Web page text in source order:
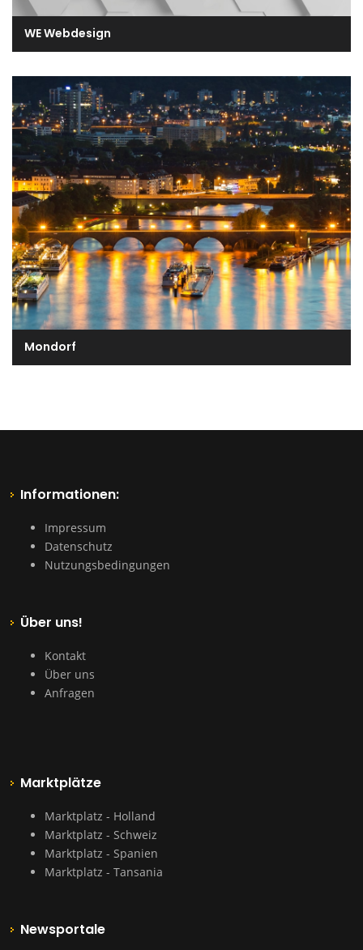
WE Webdesign
Mondorf
Informationen:
Impressum
Datenschutz
Nutzungsbedingungen
Über uns!
Kontakt
Über uns
Anfragen
Marktplätze
Marktplatz - Holland
Marktplatz - Schweiz
Marktplatz - Spanien
Marktplatz - Tansania
Newsportale